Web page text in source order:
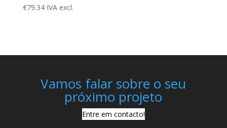
€79.34 IVA excl.
Vamos falar sobre o seu
próximo projeto
Entre em contacto!